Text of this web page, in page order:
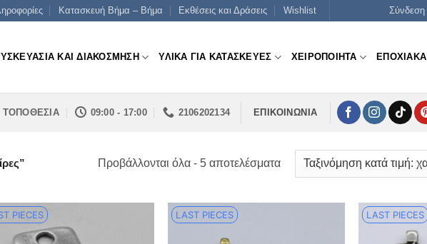
Κατασκευή Βήμα – Βήμα Εκθέσεις και Δράσεις Wishlist Σύνδεση
ΚΑΙ ΔΙΑΚΟΣΜΗΣΗ ΥΛΙΚΑ ΓΙΑ ΚΑΤΑΣΚΕΥΕΣ ΧΕΙΡΟΠΟΙΗΤΑ ΕΠΟΧΙΑΚΑ
ΤΟΠΟΘΕΣΙΑ 09:00 - 17:00 2106202134 ΕΠΙΚΟΙΝΩΝΙΑ
Προβάλλονται όλα - 5 αποτελέσματαSorted
PIECES LAST PIECES LAST PIECES